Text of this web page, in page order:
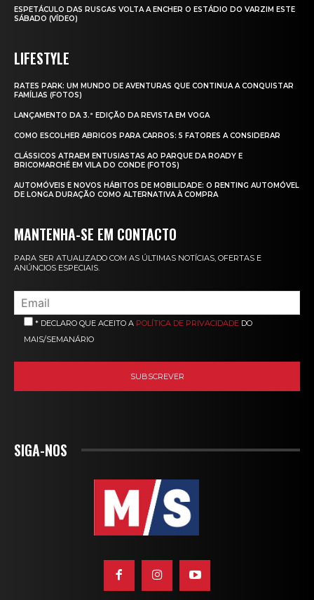
ESPETÁCULO DAS RUSGAS VOLTA A ENCHER O ESTÁDIO DO VARZIM ESTE
SÁBADO (VÍDEO)
LIFESTYLE
RATES PARK: UM MUNDO DE AVENTURAS QUE CONTINUA A CONQUISTAR
FAMÍLIAS (FOTOS)
LANÇAMENTO DA 3.ª EDIÇÃO DA REVISTA EM VOGA
COMO ESCOLHER ABRIGOS PARA CARROS: 5 FATORES A CONSIDERAR
CLÁSSICOS ATRAEM ENTUSIASTAS AO PARQUE DA ROADY E
BRICOMARCHÉ EM VILA DO CONDE (FOTOS)
AUTOMÓVEIS E NOVOS HÁBITOS DE MOBILIDADE: O RENTING AUTOMÓVEL
DE LONGA DURAÇÃO COMO ALTERNATIVA À COMPRA
MANTENHA-SE EM CONTACTO
PARA SER ATUALIZADO COM AS ÚLTIMAS NOTÍCIAS, OFERTAS E
ANÚNCIOS ESPECIAIS.
* DECLARO QUE ACEITO A POLÍTICA DE PRIVACIDADE DO
MAIS/SEMANÁRIO
SIGA-NOS